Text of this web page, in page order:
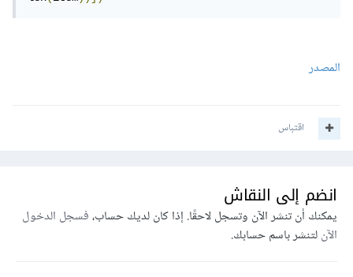
المصدر
اقتباس
انضم إلى النقاش
يمكنك أن تنشر الآن وتسجل لاحقًا. إذا كان لديك حساب،فسجل الدخول
الآنلتنشر باسم حسابك.